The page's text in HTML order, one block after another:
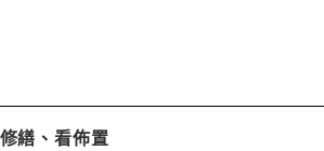
繕、看佈置